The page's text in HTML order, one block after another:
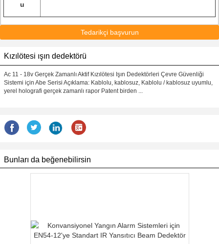
u
Tedarikçi başvurun
Kızılötesi ışın dedektörü
Ac 11 - 18v Gerçek Zamanlı Aktif Kızılötesi Işın Dedektörleri Çevre Güvenliği
Sistemi için Abe Serisi Açıklama: Kablolu, kablosuz, Kablolu / kablosuz uyumlu,
yerel holografi gerçek zamanlı rapor Patent birden ...
Bunları da beğenebilirsin